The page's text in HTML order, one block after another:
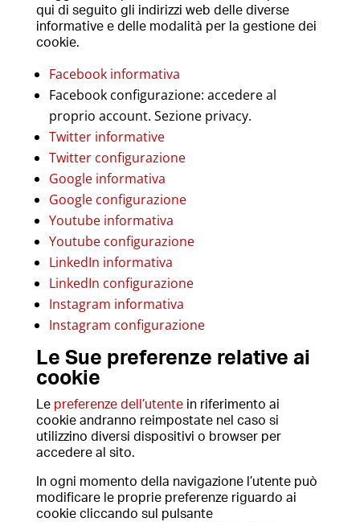
qui di seguito gli indirizzi web delle diverse
informative e delle modalità per la gestione dei
cookie.
Facebook informativa
Facebook configurazione: accedere al
proprio account. Sezione privacy.
Twitter informative
Twitter configurazione
Google informativa
Google configurazione
Youtube informativa
Youtube configurazione
LinkedIn informativa
LinkedIn configurazione
Instagram informativa
Instagram configurazione
Le Sue preferenze relative ai
cookie
Le preferenze dell’utente in riferimento ai
cookie andranno reimpostate nel caso si
utilizzino diversi dispositivi o browser per
accedere al sito.
In ogni momento della navigazione l’utente può
modificare le proprie preferenze riguardo ai
cookie cliccando sul pulsante